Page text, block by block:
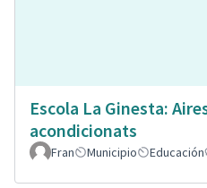
Escola La Ginesta:
acondicionats
Fran Municipio Educación